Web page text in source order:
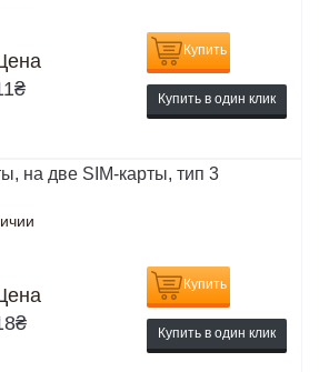
₴
Купить
Купить в один клик
на две SIM-карты, тип 3
₴
Купить
Купить в один клик